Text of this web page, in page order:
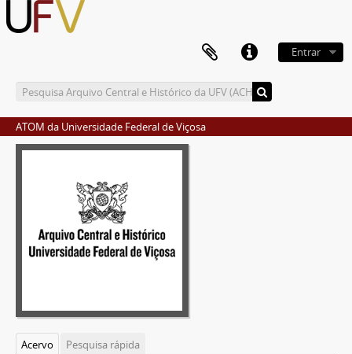
Entrar
ATOM da Universidade Federal de Viçosa
Acervo
Pesquisa rápida